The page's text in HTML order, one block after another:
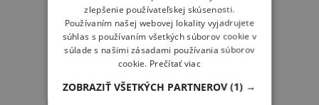
Dosky
Plachty
Sťažne
Rahná
Trapézy
zlepšenie používateľskej skúsenosti.
Používaním našej webovej lokality vyjadrujete
súhlas s používaním všetkých súborov cookie v
súlade s našimi zásadami používania súborov
cookie. Prečítať viac
ZOBRAZIŤ VŠETKÝCH PARTNEROV(1) →